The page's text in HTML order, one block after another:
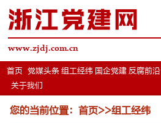
浙江党建网
www.zjdj.com.cn
首页 党媒头条 组工经纬 国企党建 反腐前沿
关于我们
您的当前位置： 首页>>组工经纬